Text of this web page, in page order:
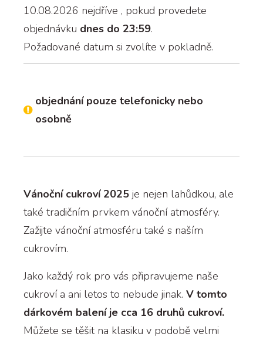
10.08.2026 nejdříve , pokud provedete
objednávku dnes do 23:59.
Požadované datum si zvolíte v pokladně.
objednání pouze telefonicky nebo
osobně
Vánoční cukroví 2025 je nejen lahůdkou, ale
také tradičním prvkem vánoční atmosféry.
Zažijte vánoční atmosféru také s naším
cukrovím.
Jako každý rok pro vás připravujeme naše
cukroví a ani letos to nebude jinak. V tomto
dárkovém balení je cca 16 druhů cukroví.
Můžete se těšit na klasiku v podobě velmi